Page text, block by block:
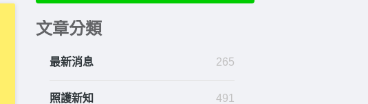
文章分類
最新消息 265
照護新知 491